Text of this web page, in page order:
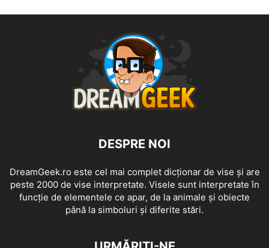
DESPRE NOI
DreamGeek.ro este cel mai complet dicționar de vise și are
peste 2000 de vise interpretate. Visele sunt interpretate în
funcție de elementele ce apar, de la animale și obiecte
până la simboluri și diferite stări.